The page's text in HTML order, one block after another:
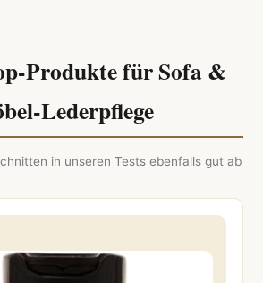
Produkte für Sofa &
Lederpflege
in unseren Tests ebenfalls gut ab